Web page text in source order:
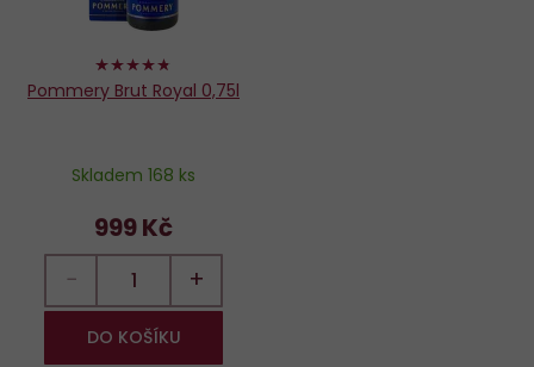
94%
Pommery Brut Royal 0,75l
Skladem 168 ks
999 Kč
− +
DO KOŠÍKU